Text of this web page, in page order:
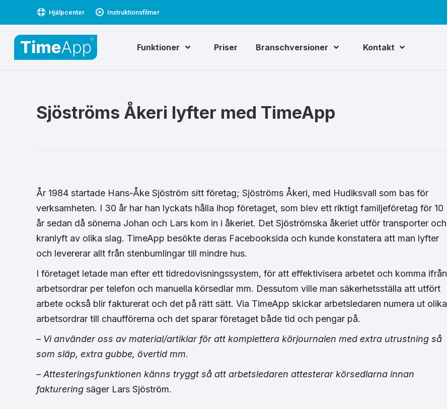
Hjälpcenter Instruktionsfilmer
Funktioner Priser Branschversioner Kontakt
Sjöströms Åkeri lyfter med TimeApp
År 1984 startade Hans-Åke Sjöström sitt företag; Sjöströms Åkeri, med Hudiksvall som bas för
verksamheten. I 30 år har han lyckats hålla ihop företaget, som blev ett riktigt familjeföretag för 10
år sedan då sönerna Johan och Lars kom in i åkeriet. Det Sjöströmska åkeriet utför transporter och
kranlyft av olika slag. TimeApp besökte deras Facebooksida och kunde konstatera att man lyfter
och levererar allt från stenbumlingar till mindre hus.
I företaget letade man efter ett tidredovisningssystem, för att effektivisera arbetet och komma ifrån
arbetsordrar per telefon och manuella körsedlar mm. Dessutom ville man säkerhetsställa att utfört
arbete också blir fakturerat och det på rätt sätt. Via TimeApp skickar arbetsledaren numera ut olika
arbetsordrar till chaufförerna och det sparar företaget både tid och pengar på.
– Vi använder oss av material/artiklar för att komplettera körjournalen med extra utrustning så
som släp, extra gubbe, övertid mm.
– Attesteringsfunktionen känns tryggt så att arbetsledaren attesterar körsedlarna innan
fakturering säger Lars Sjöström.